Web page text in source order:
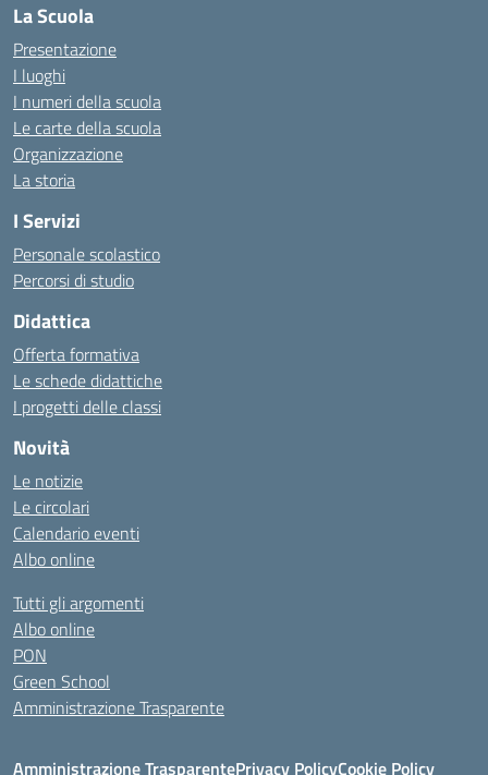
La Scuola
Presentazione
I luoghi
I numeri della scuola
Le carte della scuola
Organizzazione
La storia
I Servizi
Personale scolastico
Percorsi di studio
Didattica
Offerta formativa
Le schede didattiche
I progetti delle classi
Novità
Le notizie
Le circolari
Calendario eventi
Albo online
Tutti gli argomenti
Albo online
PON
Green School
Amministrazione Trasparente
Amministrazione TrasparentePrivacy PolicyCookie Policy